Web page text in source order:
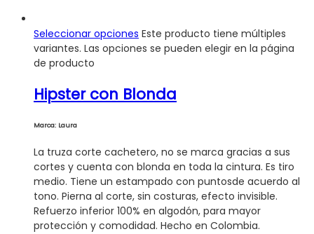
Seleccionar opciones Este producto tiene múltiples
variantes. Las opciones se pueden elegir en la página
de producto
Hipster con Blonda
Marca: Laura
La truza corte cachetero, no se marca gracias a sus
cortes y cuenta con blonda en toda la cintura. Es tiro
medio. Tiene un estampado con puntosde acuerdo al
tono. Pierna al corte, sin costuras, efecto invisible.
Refuerzo inferior 100% en algodón, para mayor
protección y comodidad. Hecho en Colombia.